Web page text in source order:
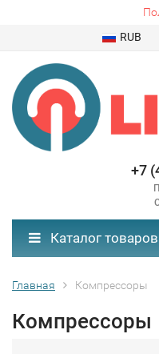
RUB
+7
Каталог товаров
Главная Компрессоры
Компрессоры